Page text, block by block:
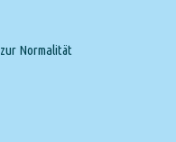
Normalität